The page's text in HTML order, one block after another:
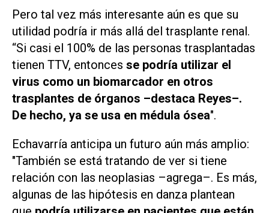
Pero tal vez más interesante aún es que su
utilidad podría ir más allá del trasplante renal.
“Si casi el 100% de las personas trasplantadas
tienen TTV, entonces se podría utilizar el
virus como un biomarcador en otros
trasplantes de órganos –destaca Reyes–.
De hecho, ya se usa en médula ósea".
Echavarría anticipa un futuro aún más amplio:
"También se está tratando de ver si tiene
relación con las neoplasias –agrega–. Es más,
algunas de las hipótesis en danza plantean